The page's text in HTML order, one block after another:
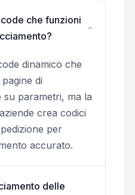
che funzioni
dinamico che
di
su parametri, ma la
crea codici
per
accurato.
delle